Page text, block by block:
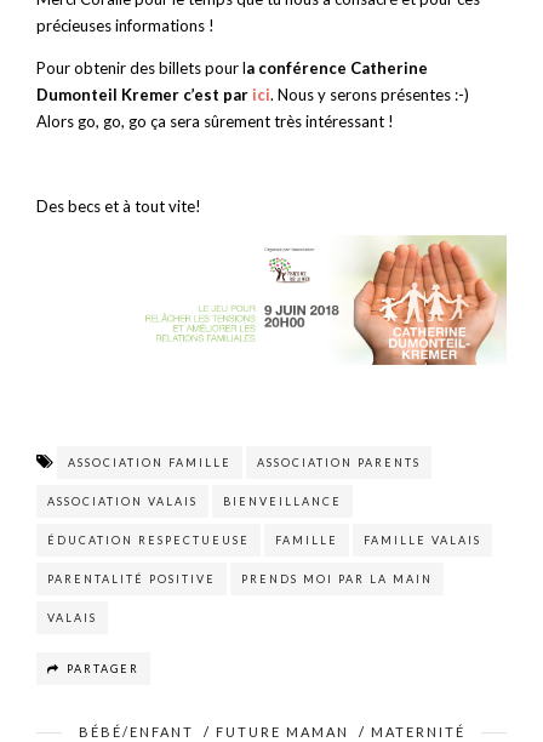
précieuses informations !
Pour obtenir des billets pour la conférence Catherine
Dumonteil Kremer c’est par ici. Nous y serons présentes :-)
Alors go, go, go ça sera sûrement très intéressant !
Des becs et à tout vite!
ASSOCIATION FAMILLE ASSOCIATION PARENTS
ASSOCIATION VALAIS BIENVEILLANCE
ÉDUCATION RESPECTUEUSE FAMILLE FAMILLE VALAIS
PARENTALITÉ POSITIVE PRENDS MOI PAR LA MAIN
VALAIS
PARTAGER
BÉBÉ/ENFANT / FUTURE MAMAN / MATERNITÉ